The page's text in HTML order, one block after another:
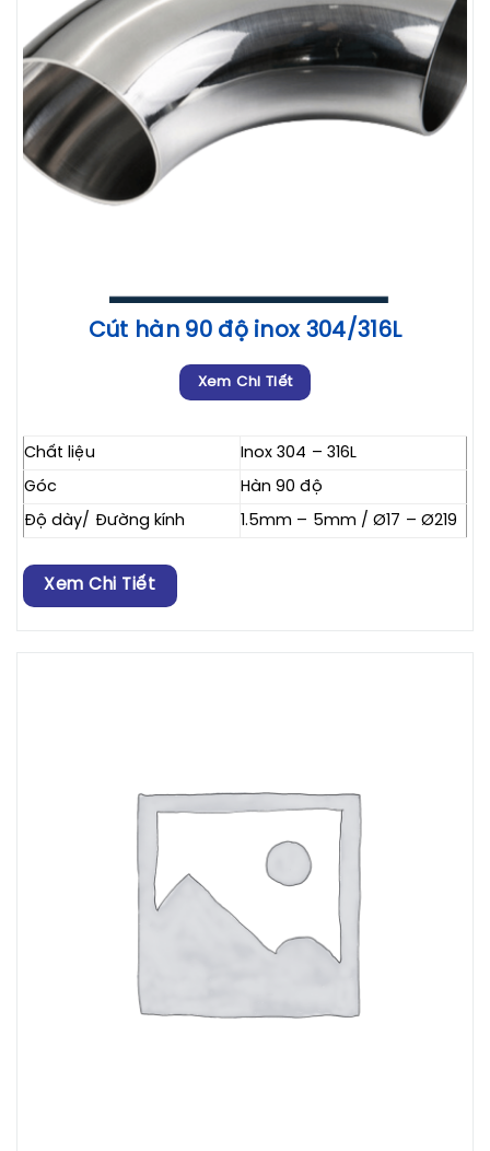
Cút hàn 90 độ inox 304/316L
Xem Chi Tiết
Chất liệu
Inox 304 – 316L
Góc
Hàn 90 độ
Độ dày/ Đường kính
1.5mm – 5mm / Ø17 – Ø219
Xem Chi Tiết